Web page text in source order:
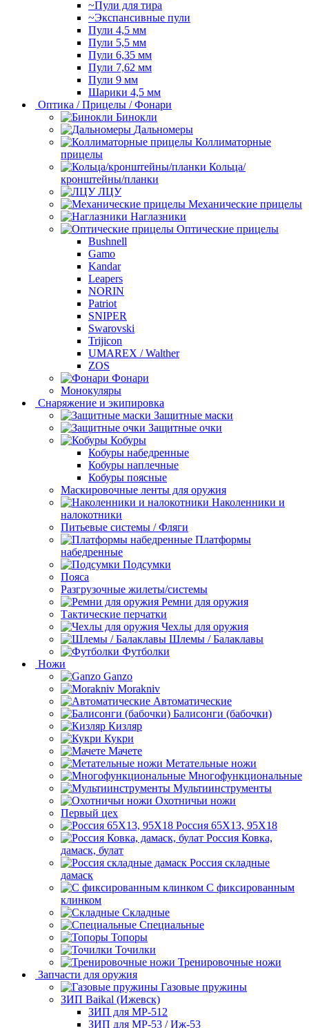
~Пули для тира
~Экспансивные пули
Пули 4,5 мм
Пули 5,5 мм
Пули 6,35 мм
Пули 7,62 мм
Пули 9 мм
Шарики 4,5 мм
Оптика / Прицелы / Фонари
Бинокли
Дальномеры
Коллиматорные
прицелы
Кольца/
кронштейны/планки
ЛЦУ
Механические прицелы
Наглазники
Оптические прицелы
Bushnell
Gamo
Kandar
Leapers
NORIN
Patriot
SNIPER
Swarovski
Trijicon
UMAREX / Walther
ZOS
Фонари
Монокуляры
Снаряжение и экипировка
Защитные маски
Защитные очки
Кобуры
Кобуры набедренные
Кобуры наплечные
Кобуры поясные
Маскировочные ленты для оружия
Наколенники и
налокотники
Питьевые системы / Фляги
Платформы
набедренные
Подсумки
Пояса
Разгрузочные жилеты/системы
Ремни для оружия
Тактические перчатки
Чехлы для оружия
Шлемы / Балаклавы
Футболки
Ножи
Ganzo
Morakniv
Автоматические
Балисонги (бабочки)
Кизляр
Кукри
Мачете
Метательные ножи
Многофункциональные
Мультиинструменты
Охотничьи ножи
Первый цех
Россия 65Х13, 95Х18
Россия Ковка,
дамаск, булат
Россия складные
дамаск
С фиксированным
клинком
Складные
Специальные
Топоры
Точилки
Тренировочные ножи
Запчасти для оружия
Газовые пружины
ЗИП Baikal (Ижевск)
ЗИП для МР-512
ЗИП для МР-53 / Иж-53